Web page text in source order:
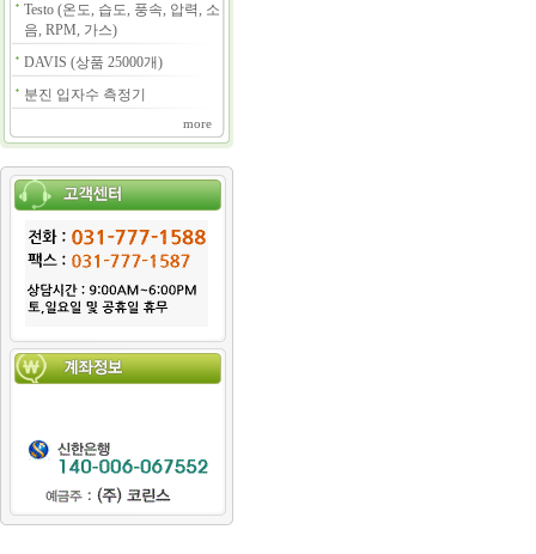
Testo (온도, 습도, 풍속, 압력, 소
음, RPM, 가스)
DAVIS (상품 25000개)
분진 입자수 측정기
more